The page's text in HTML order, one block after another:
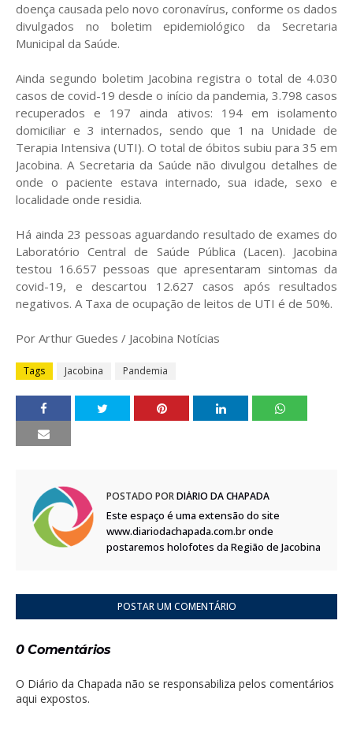
doença causada pelo novo coronavírus, conforme os dados
divulgados no boletim epidemiológico da Secretaria
Municipal da Saúde.
Ainda segundo boletim Jacobina registra o total de 4.030
casos de covid-19 desde o início da pandemia, 3.798 casos
recuperados e 197 ainda ativos: 194 em isolamento
domiciliar e 3 internados, sendo que 1 na Unidade de
Terapia Intensiva (UTI). O total de óbitos subiu para 35 em
Jacobina. A Secretaria da Saúde não divulgou detalhes de
onde o paciente estava internado, sua idade, sexo e
localidade onde residia.
Há ainda 23 pessoas aguardando resultado de exames do
Laboratório Central de Saúde Pública (Lacen). Jacobina
testou 16.657 pessoas que apresentaram sintomas da
covid-19, e descartou 12.627 casos após resultados
negativos. A Taxa de ocupação de leitos de UTI é de 50%.
Por Arthur Guedes / Jacobina Notícias
Tags Jacobina Pandemia
POSTADO PORDIÁRIO DA CHAPADA
Este espaço é uma extensão do site
www.diariodachapada.com.br onde
postaremos holofotes da Região de Jacobina
POSTAR UM COMENTÁRIO
0 Comentários
O Diário da Chapada não se responsabiliza pelos comentários
aqui expostos.